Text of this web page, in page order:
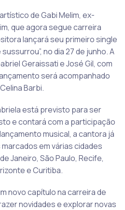
de Gabi Melim, ex-
que agora segue carreira
lançará seu primeiro single
no dia 27 de junho. A
Geraissati e José Gil, com
será acompanhado
Barbi.
está previsto para ser
e contará com a participação
musical, a cantora já
em várias cidades
Janeiro, São Paulo, Recife,
e Curitiba.
novo capítulo na carreira de
novidades e explorar novas